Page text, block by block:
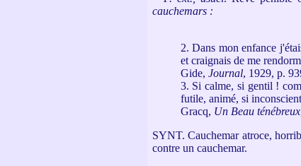
cauchemars :
2. Dans mon enfance
et craignais de me
Gide, Journal, 1929, p.
3. Si calme, si gentil !
futile, animé, si
Gracq, Un Beau ténébreux
SYNT. Cauchemar atroce,
contre un cauchemar.